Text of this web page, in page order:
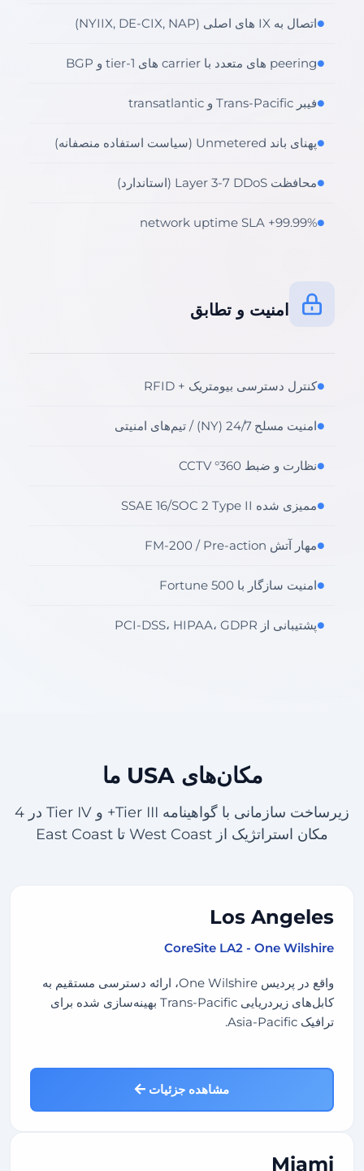
●اتصال به IX های اصلی (NYIIX, DE-CIX, NAP)
●peering های متعدد با carrier های tier-1 و BGP
●فیبر Trans-Pacific و transatlantic
●پهنای باند Unmetered (سیاست استفاده منصفانه)
●محافظت Layer 3-7 DDoS (استاندارد)
●
99.99%+ network uptime SLA
امنیت و تطابق
●کنترل دسترسی بیومتریک + RFID
●امنیت مسلح 24/7 (NY) / تیم‌های امنیتی
●نظارت و ضبط 360° CCTV
●ممیزی شده SSAE 16/SOC 2 Type II
●مهار آتش FM-200 / Pre-action
●امنیت سازگار با Fortune 500
●پشتیبانی از PCI-DSS، HIPAA، GDPR
مکان‌های USA ما
زیرساخت سازمانی با گواهینامه Tier III+ و Tier IV در 4
مکان استراتژیک از West Coast تا East Coast
Los Angeles
CoreSite LA2 - One Wilshire
واقع در پردیس One Wilshire، ارائه دسترسی مستقیم به
کابل‌های زیردریایی Trans-Pacific بهینه‌سازی شده برای
ترافیک Asia-Pacific.
مشاهده جزئیات
Miami